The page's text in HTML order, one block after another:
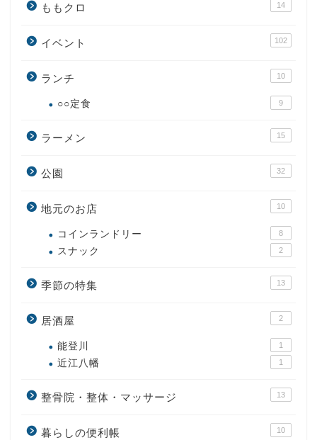
ももクロ 14
イベント 102
ランチ 10
○○定食 9
ラーメン 15
公園 32
地元のお店 10
コインランドリー 8
スナック 2
季節の特集 13
居酒屋 2
能登川 1
近江八幡 1
整骨院・整体・マッサージ 13
暮らしの便利帳 10